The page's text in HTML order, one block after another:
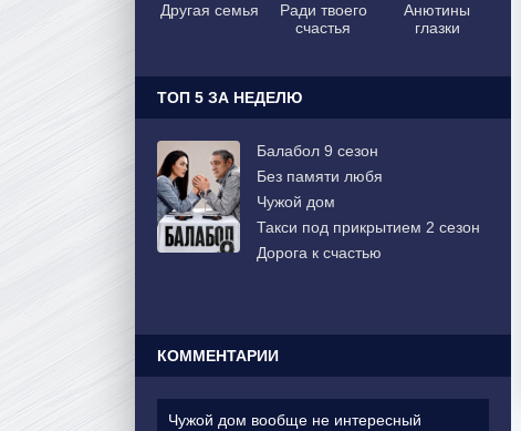
Другая семья
Ради твоего
счастья
Анютины
глазки
ТОП 5 ЗА НЕДЕЛЮ
Балабол 9 сезон
Без памяти любя
Чужой дом
Такси под прикрытием 2 сезон
Дорога к счастью
КОММЕНТАРИИ
Чужой дом вообще не интересный